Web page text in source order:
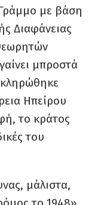
με βάση
Διαφάνειας
μπροστά
Ηπείρου
το κράτος
του
μάλιστα,